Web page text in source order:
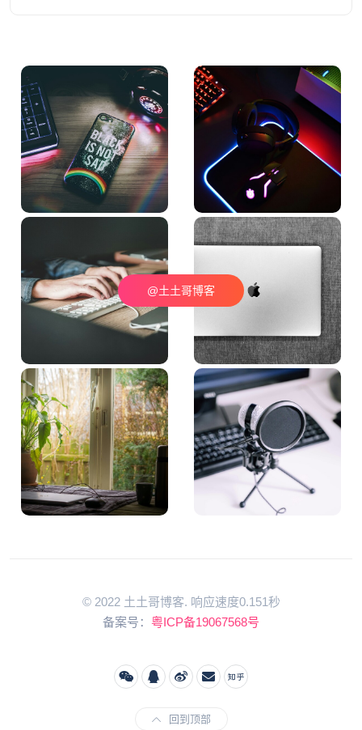
@土土哥博客
© 2022 土土哥博客. 响应速度0.151秒
备案号： 粤ICP备19067568号
回到顶部